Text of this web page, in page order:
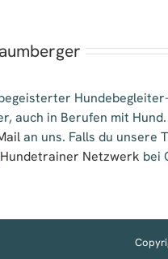
auch in Berufen mit
an uns. Falls du unsere
Hundetrainer Netzwerk bei